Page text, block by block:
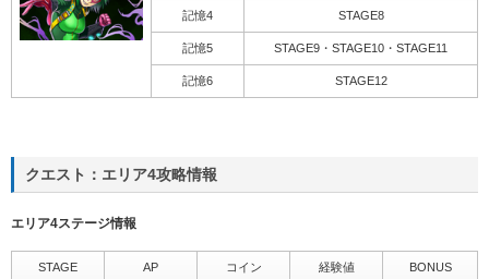
記憶4 STAGE8
記憶5 STAGE9・STAGE10・STAGE11
記憶6 STAGE12
クエスト：エリア4攻略情報
エリア4ステージ情報
STAGE AP コイン 経験値 BONUS